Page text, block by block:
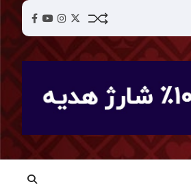
Twitter
Instagram
YouTube